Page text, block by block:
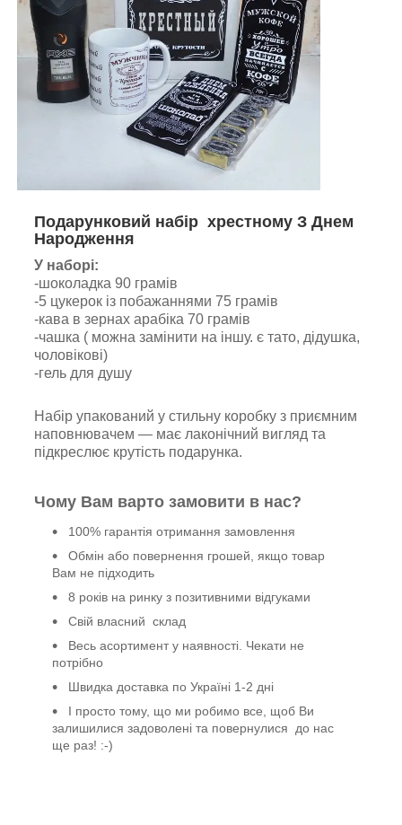
Подарунковий набір хрестному З Днем
Народження
У наборі:
-шоколадка 90 грамів
-5 цукерок із побажаннями 75 грамів
-кава в зернах арабіка 70 грамів
-чашка ( можна замінити на іншу. є тато, дідушка,
чоловікові)
-гель для душу
Набір упакований у стильну коробку з приємним
наповнювачем — має лаконічний вигляд та
підкреслює крутість подарунка.
Чому Вам варто замовити в нас?
100% гарантія отримання замовлення
Обмін або повернення грошей, якщо товар
Вам не підходить
8 років на ринку з позитивними відгуками
Свій власний склад
Весь асортимент у наявності. Чекати не
потрібно
Швидка доставка по Україні 1-2 дні
І просто тому, що ми робимо все, щоб Ви
залишилися задоволені та повернулися до нас
ще раз! :-)